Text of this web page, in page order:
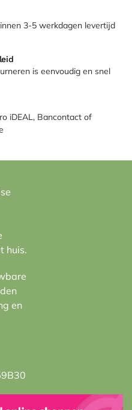
3-5 werkdagen levertijd
is eenvoudig en snel
iDEAL, Bancontact of
huis.
en